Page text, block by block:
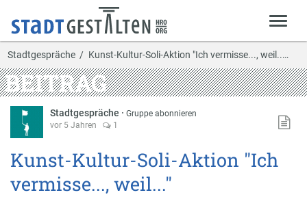
Stadtgespräche Kunst-Kultur-Soli-Aktion "Ich vermisse..., weil..…
BEITRAG
Stadtgespräche ·Gruppe abonnieren
vor 5 Jahren
1
Kunst-Kultur-Soli-Aktion "Ich
vermisse..., weil..."